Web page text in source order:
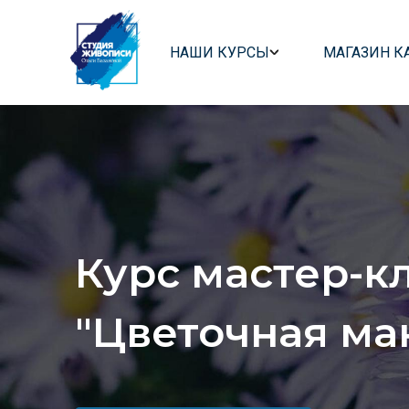
НАШИ КУРСЫ МАГАЗИН
Главная страница / Серии мастер-классов /
Курс мастер-
"Цветочная